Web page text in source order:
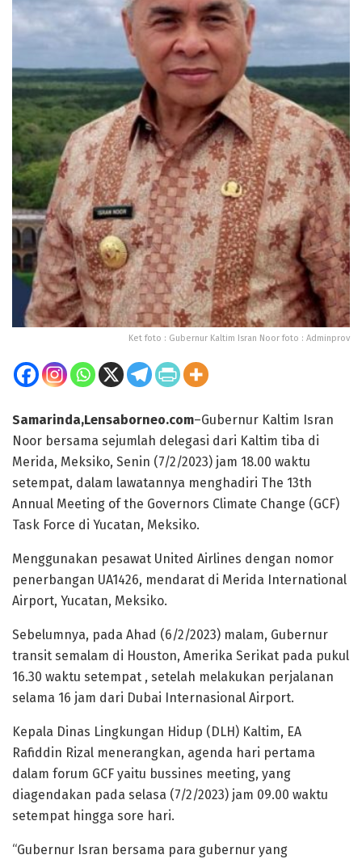
Ket foto : Gubernur Kaltim Isran Noor foto : Adminprov
Samarinda,Lensaborneo.com–Gubernur Kaltim Isran
Noor bersama sejumlah delegasi dari Kaltim tiba di
Merida, Meksiko, Senin (7/2/2023) jam 18.00 waktu
setempat, dalam lawatannya menghadiri The 13th
Annual Meeting of the Governors Climate Change (GCF)
Task Force di Yucatan, Meksiko.
Menggunakan pesawat United Airlines dengan nomor
penerbangan UA1426, mendarat di Merida International
Airport, Yucatan, Meksiko.
Sebelumnya, pada Ahad (6/2/2023) malam, Gubernur
transit semalam di Houston, Amerika Serikat pada pukul
16.30 waktu setempat , setelah melakukan perjalanan
selama 16 jam dari Dubai Internasional Airport.
Kepala Dinas Lingkungan Hidup (DLH) Kaltim, EA
Rafiddin Rizal menerangkan, agenda hari pertama
dalam forum GCF yaitu bussines meeting, yang
diagendakan pada selasa (7/2/2023) jam 09.00 waktu
setempat hingga sore hari.
“Gubernur Isran bersama para gubernur yang